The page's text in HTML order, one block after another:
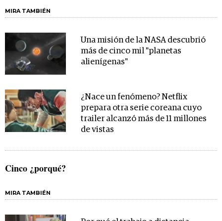
MIRA TAMBIÉN
Una misión de la NASA descubrió
más de cinco mil "planetas
alienígenas"
¿Nace un fenómeno? Netflix
prepara otra serie coreana cuyo
trailer alcanzó más de 11 millones
de vistas
Cinco ¿porqué?
MIRA TAMBIÉN